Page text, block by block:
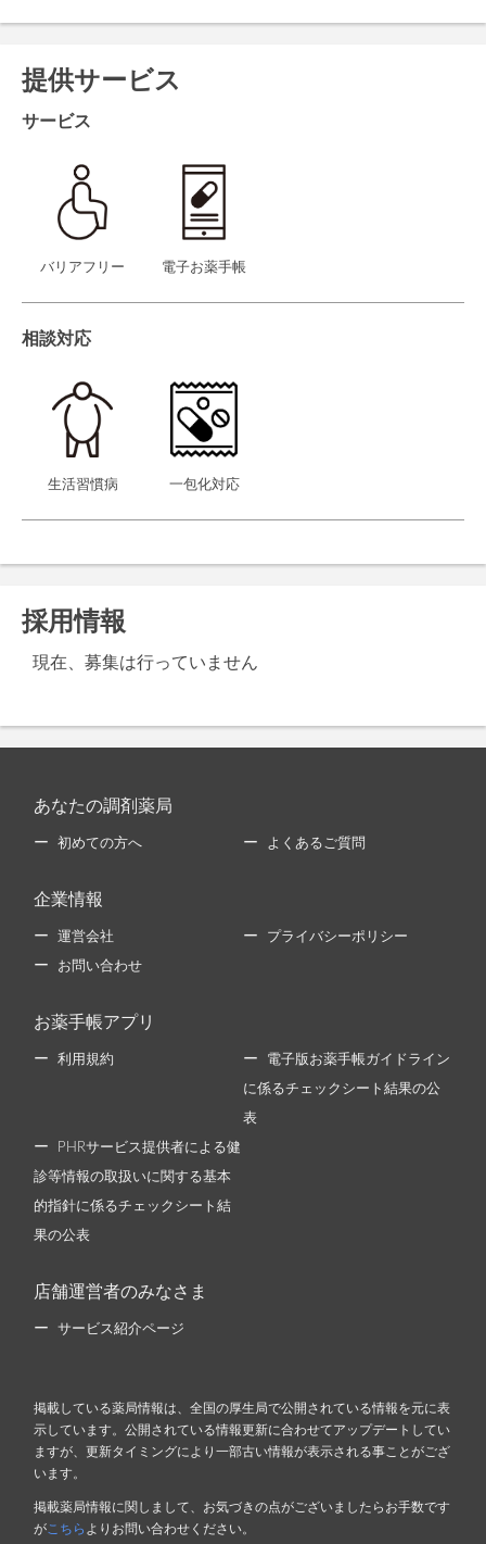
提供サービス
サービス
バリアフリー 電子お薬手帳
相談対応
生活習慣病 一包化対応
採用情報
現在、募集は行っていません
あなたの調剤薬局
初めての方へ よくあるご質問
企業情報
運営会社 プライバシーポリシー
お問い合わせ
お薬手帳アプリ
利用規約 電子版お薬手帳ガイドライン
に係るチェックシート結果の公
表
PHRサービス提供者による健
診等情報の取扱いに関する基本
的指針に係るチェックシート結
果の公表
店舗運営者のみなさま
サービス紹介ページ
掲載している薬局情報は、全国の厚生局で公開されている情報を元に表
示しています。公開されている情報更新に合わせてアップデートしてい
ますが、更新タイミングにより一部古い情報が表示される事ことがござ
います。
掲載薬局情報に関しまして、お気づきの点がございましたらお手数です
がこちら よりお問い合わせください。